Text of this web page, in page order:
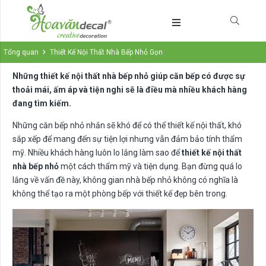
Tổng quan Thiết Kế Nội Thất Nhà Bếp Nhỏ Gọn
Những thiết kế nội thất nhà bếp nhỏ giúp căn bếp có được sự
thoải mái, ấm áp và tiện nghi sẽ là điều mà nhiều khách hàng
đang tìm kiếm.
Những căn bếp nhỏ nhắn sẽ khó để có thể thiết kế nội thất, khó
sắp xếp để mang đến sự tiện lợi nhưng vẫn đảm bảo tính thẩm
mỹ. Nhiều khách hàng luôn lo lắng làm sao đểthiết kế nội thất
nhà bếp nhỏmột cách thẩm mỹ và tiện dụng. Bạn đừng quá lo
lắng về vấn đề này, không gian nhà bếp nhỏ không có nghĩa là
không thể tạo ra một phòng bếp với thiết kế đẹp bên trong.